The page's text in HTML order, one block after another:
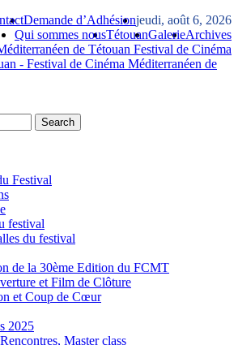
jeudi, août 6, 2026
Demande d’Adhésion
Archives
Galerie
Tétouan
Qui sommes nous
Festival de Cinéma
- Festival de Cinéma Méditerranéen de
Festival
festival
du festival
de la 30ème Edition du FCMT
et Film de Clôture
et Coup de Cœur
2025
Master class